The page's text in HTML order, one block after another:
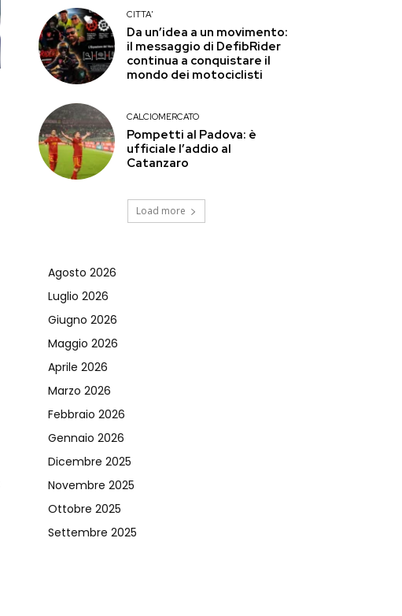
CITTA'
Da un’idea a un movimento:
il messaggio di DefibRider
continua a conquistare il
mondo dei motociclisti
CALCIOMERCATO
Pompetti al Padova: è
ufficiale l’addio al
Catanzaro
Load more
Agosto 2026
Luglio 2026
Giugno 2026
Maggio 2026
Aprile 2026
Marzo 2026
Febbraio 2026
Gennaio 2026
Dicembre 2025
Novembre 2025
Ottobre 2025
Settembre 2025